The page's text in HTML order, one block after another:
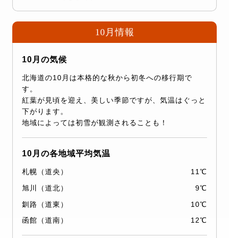
10月情報
10月の気候
北海道の10月は本格的な秋から初冬への移行期で
す。
紅葉が見頃を迎え、美しい季節ですが、気温はぐっと
下がります。
地域によっては初雪が観測されることも！
10月の各地域平均気温
札幌（道央）
11℃
旭川（道北）
9℃
釧路（道東）
10℃
函館（道南）
12℃